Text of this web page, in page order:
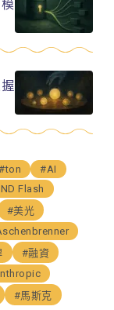
#AI
Flash
#美光
#融資
#馬斯克